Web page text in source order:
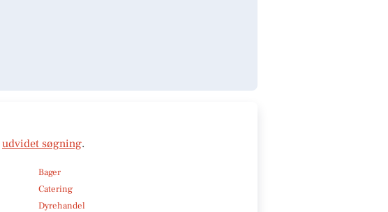
udvidet søgning.
Bager
Catering
Dyrehandel